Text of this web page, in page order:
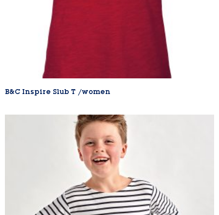
B&C Inspire Slub T /women